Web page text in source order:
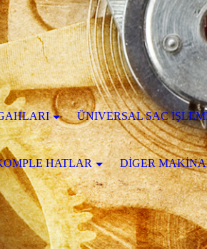
ÜNIVERSAL SAC
HATLAR DİGER